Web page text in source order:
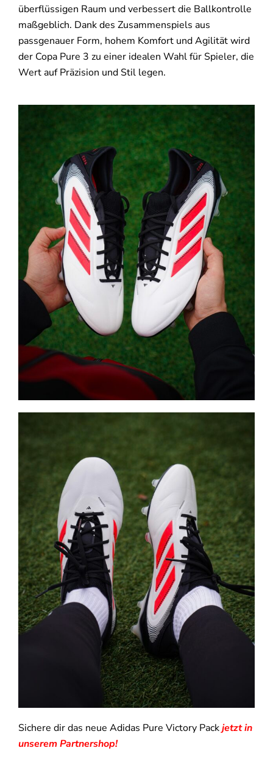
überflüssigen Raum und verbessert die Ballkontrolle
maßgeblich. Dank des Zusammenspiels aus
passgenauer Form, hohem Komfort und Agilität wird
der Copa Pure 3 zu einer idealen Wahl für Spieler, die
Wert auf Präzision und Stil legen.
Sichere dir das neue Adidas Pure Victory Packjetzt in
unserem Partnershop!